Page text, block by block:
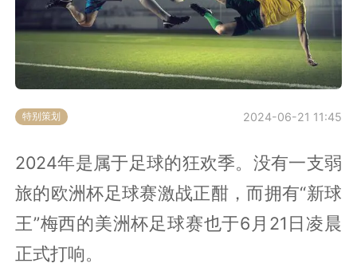
特别策划 2024-06-21 11:45
2024年是属于足球的狂欢季。没有一支弱
旅的欧洲杯足球赛激战正酣，而拥有“新球
王”梅西的美洲杯足球赛也于6月21日凌晨
正式打响。